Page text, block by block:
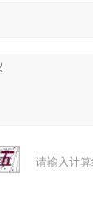
请输入计